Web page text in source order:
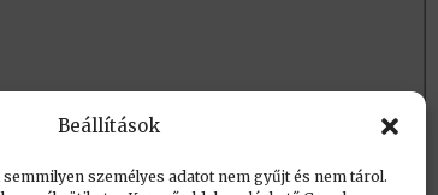
Beállítások
személyes adatot nem gyűjt és nem tárol.